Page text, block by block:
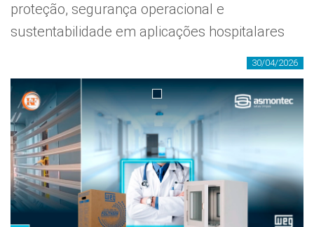
proteção, segurança operacional e
sustentabilidade em aplicações hospitalares
30/04/2026